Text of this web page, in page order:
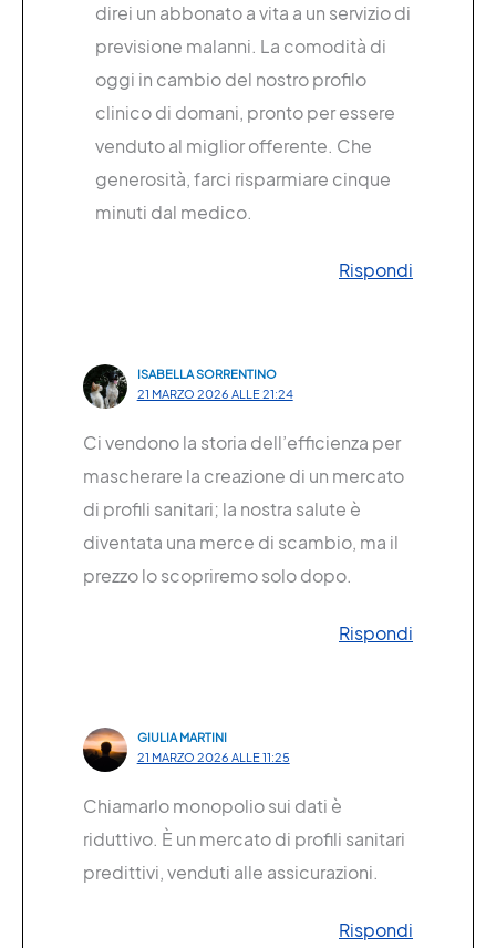
direi un abbonato a vita a un servizio di
previsione malanni. La comodità di
oggi in cambio del nostro profilo
clinico di domani, pronto per essere
venduto al miglior offerente. Che
generosità, farci risparmiare cinque
minuti dal medico.
Rispondi
ISABELLA SORRENTINO
21 MARZO 2026 ALLE 21:24
Ci vendono la storia dell’efficienza per
mascherare la creazione di un mercato
di profili sanitari; la nostra salute è
diventata una merce di scambio, ma il
prezzo lo scopriremo solo dopo.
Rispondi
GIULIA MARTINI
21 MARZO 2026 ALLE 11:25
Chiamarlo monopolio sui dati è
riduttivo. È un mercato di profili sanitari
predittivi, venduti alle assicurazioni.
Rispondi